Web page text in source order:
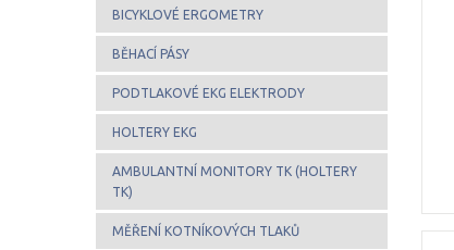
BICYKLOVÉ ERGOMETRY
BĚHACÍ PÁSY
PODTLAKOVÉ EKG ELEKTRODY
HOLTERY EKG
AMBULANTNÍ MONITORY TK (HOLTERY
TK)
MĚŘENÍ KOTNÍKOVÝCH TLAKŮ